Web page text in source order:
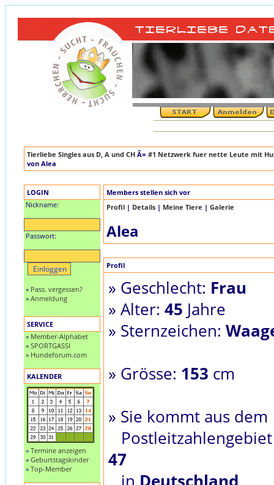
Tierliebe Singles aus D, A und CH Â» #1 Netzwerk fuer nette Leute mit
von Alea
LOGIN
Nickname:
Passwort:
» Pass. vergessen?
» Anmeldung
SERVICE
» Member-Alphabet
» SPORTGASSI
» Hundeforum.com
KALENDER
» Termine anzeigen
» Geburtstagskinder
» Top-Member
Members stellen sich vor
Profil | Details | Meine Tiere | Galerie
Alea
Profil
» Geschlecht: Frau
» Alter: 45 Jahre
» Sternzeichen:
» Grösse: 153 cm
» Sie kommt aus dem
Postleitzahlengebiet
47